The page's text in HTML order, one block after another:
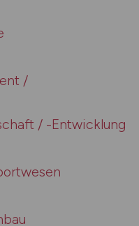
/
/ -Entwicklung